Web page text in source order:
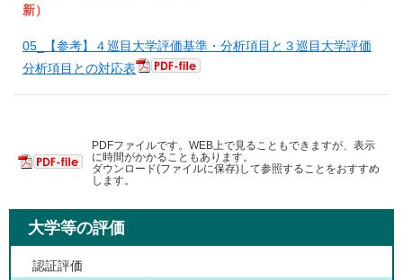
新）
05_【参考】４巡目大学評価基準・分析項目と３巡目大学評価
分析項目との対応表
PDFファイルです。WEB上で見ることもできますが、表示
に時間がかかることもあります。
ダウンロード(ファイルに保存)して参照することをおすすめ
します。
大学等の評価
認証評価